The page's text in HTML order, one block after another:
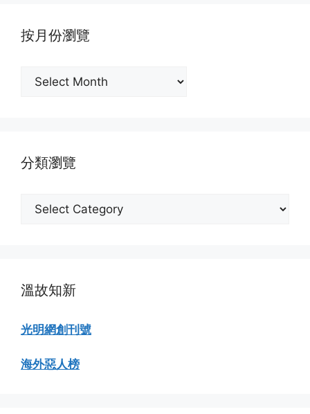
按月份瀏覽
分類瀏覽
溫故知新
光明網創刊號
海外惡人榜